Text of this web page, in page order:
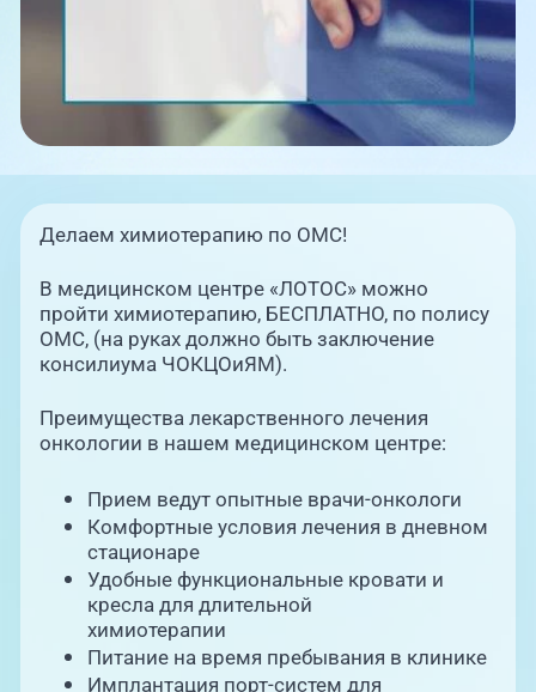
+7 (351) 220-00-03
Делаем химиотерапию по ОМС!
В медицинском центре «ЛОТОС» можно
пройти химиотерапию, БЕСПЛАТНО, по полису
ОМС, (на руках должно быть заключение
консилиума ЧОКЦОиЯМ).
Преимущества лекарственного лечения
онкологии в нашем медицинском центре:
Прием ведут опытные врачи-онкологи
Комфортные условия лечения в дневном
стационаре
Удобные функциональные кровати и
кресла для длительной
химиотерапии
Питание на время пребывания в клинике
Имплантация порт-систем для